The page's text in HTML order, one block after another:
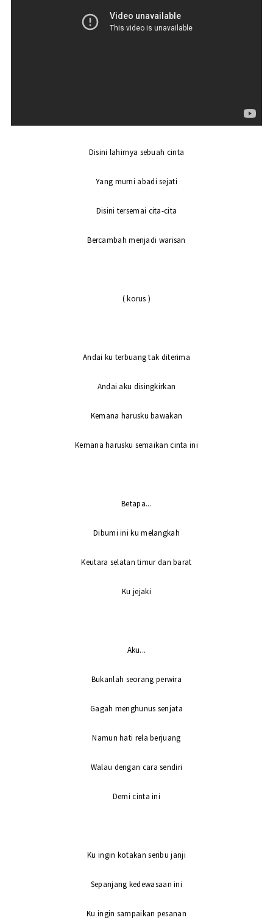
Disini lahirnya sebuah cinta
Yang murni abadi sejati
Disini tersemai cita-cita
Bercambah menjadi warisan
( korus )
Andai ku terbuang tak diterima
Andai aku disingkirkan
Kemana harusku bawakan
Kemana harusku semaikan cinta ini
Betapa...
Dibumi ini ku melangkah
Keutara selatan timur dan barat
Ku jejaki
Aku...
Bukanlah seorang perwira
Gagah menghunus senjata
Namun hati rela berjuang
Walau dengan cara sendiri
Demi cinta ini
Ku ingin kotakan seribu janji
Sepanjang kedewasaan ini
Ku ingin sampaikan pesanan